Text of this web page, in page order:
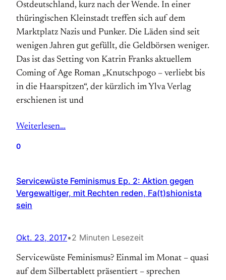
Ostdeutschland, kurz nach der Wende. In einer
thüringischen Kleinstadt treffen sich auf dem
Marktplatz Nazis und Punker. Die Läden sind seit
wenigen Jahren gut gefüllt, die Geldbörsen weniger.
Das ist das Setting von Katrin Franks aktuellem
Coming of Age Roman „Knutschpogo – verliebt bis
in die Haarspitzen“, der kürzlich im Ylva Verlag
erschienen ist und
Weiterlesen…
0
Servicewüste Feminismus Ep. 2: Aktion gegen
Vergewaltiger, mit Rechten reden, Fa(t)shionista
sein
Okt. 23, 2017•2 Minuten Lesezeit
Servicewüste Feminismus? Einmal im Monat – quasi
auf dem Silbertablett präsentiert – sprechen